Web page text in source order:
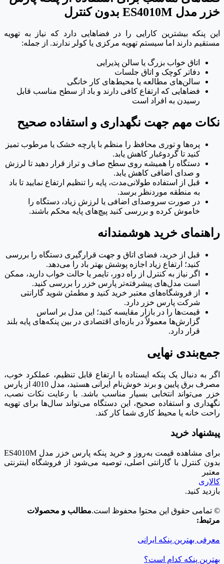
خزر مدل ES4010M بدون کنترل
این پنکه بیشترین کارایی را در فضاهایی دارد که نیاز به تهویه
مستقیم دارند اما سیستم تهویه مرکزی یا کولر ندارند. از جمله:
اتاق خواب بزرگ یا سالن پذیرایی
دفاتر کوچک و اتاق جلسات
سالن‌های مطالعه یا محیط‌های کار خانگی
فضاهایی که ارتفاع کافی دارند و باد از سطح مناسب قابل
رسیدن به افراد است
نکات مهم جهت نگهداری و استفاده صحیح
پره‌ها و توری محافظ را منظم با پارچه خشک یا مرطوب تمیز
کنید تا گردوغبار کاهش یابد.
دستگاه را همیشه روی سطح صاف و تراز قرار دهید تا لرزش
و صدای اضافی کاهش یابد.
قبل از استفاده طولانی‌مدت، پایه را تنظیم ارتفاع نمایید تا باد
به منطقه موردنظر برسد.
در صورت سروصدای اضافی یا لرزش زیاد، دستگاه را
خاموش کرده و بررسی کنید پیچ‌های پایه محکم باشند.
راهنمای خرید هوشمندانه
قبل از خرید، فضای اتاق و جهت قرارگیری دستگاه را بررسی
کنید؛ ارتفاع زیاد اجازه پوشش بهتر باد را می‌دهد.
اگر نیاز به کنترل از راه دور، تایمر یا حالت خواب دارید، ممکن
است مدل‌های پیشرفته‌تر پارس خزر را بررسی کنید.
از فروشگاه‌های معتبر خرید کنید و مطمئن شوید گارانتی
شرکت پارس خزر دارد.
قیمت‌ها را در بازار مقایسه کنید؛ این مدل بر اساس
گزارش‌ها معمولاً در بازه‌ای اقتصادی در بین پنکه‌های پایه بلند
قرار دارد.
جمع‌بندی نهایی
اگر به دنبال یک پنکه ایستاده با ارتفاع قابل تنظیم، عملکرد خوب،
مصرف برق پایین و برند خوش‌نام ایرانی هستید، مدل 4010 از پارس
خزر می‌تواند انتخابی بسیار مناسب باشد. با رعایت نکات نصب،
نگهداری و استفاده صحیح، این دستگاه می‌تواند سال‌ها برای تهویه
راحت خانه یا محیط کاری شما کار کند.
پیشنهاد خرید
برای مشاهده قیمت به‌روز و خرید پنکه پارس خزر مدل ES4010M
بدون کنترل با گارانتی اصلی، توصیه می‌شود از فروشگاه اینترنتی
معتبر
کالاری
بازدید کنید.
© تمامی حقوق این محتوا محفوظ است.مطالب و محصولات
مرتبط:
معرفی بهترین پنکه ایرانی
بهترین پنکه کدام است؟